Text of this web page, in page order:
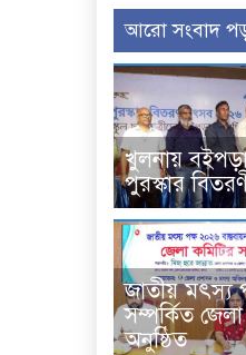
আরো সংবাদ
খুলনায়
পুরস্কার
জাতীয় মৎস্য
সম্পর্কিত
অনুষ্ঠিত